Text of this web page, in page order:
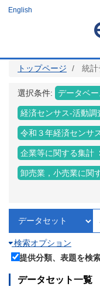
ツ
English
トップページ 統計
選択条件: データベー
経済センサス‐活動調
令和３年経済センサ
企業等に関する集計
卸売業，小売業に関
検索オプション
提供分類、表題を検
データセット一覧